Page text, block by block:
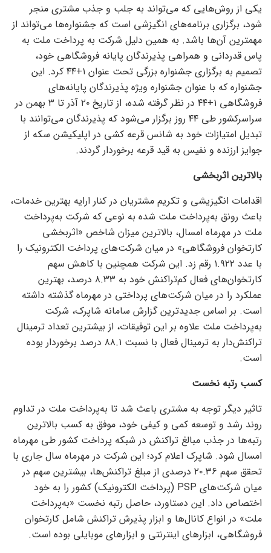
یکی از روش‌هایی که می‌تواند به جلب و جذب مشتری منجر
شود، برگزاری برنامه‌های انگیزشی است که جشنواره‌ها می‌تواند از
مهمترین آن‌ها باشد. به همین دلیل شرکت به پرداخت ملت به
پاس قدردانی و همراهی پذیرندگان پایانه فروشگاهی خود،
تصمیم به برگزاری جشنواره بزرگی تحت عنوان ۱+۴۴ کرد. این
جشنواره که با عنوان جشنواره ویژه پذیرندگان پایانه‌های
فروشگاهی ۱+۴۴ در نظر گرفته شده، از تاریخ ۲۰ آذر تا ۳ بهمن در
سراسرکشور طی ۴۴ روز برگزار می‌شود که پذیرندگان می‌توانند با
تبدیل امتیازات خود به شانس قرعه کشی در اپلیکیشن سکه از
جوایز ارزنده و نفیس به قید قرعه برخوردار گردند.
بالاترین اثربخشی
اقدامات انگیزیشی و تکریم مشتریان در کنار ارایه بهترین خدمات،
باعث رونق به‌پرداخت ملت شده به نوعی که شرکت به‌پرداخت
ملت در مهرماه امسال، بالاترین میزان شاخص «اثربخشی
کارتخوان فروشگاهی» در میان شرکت‌های پرداخت الکترونیک را
با عدد ۱.۹۲۲ رقم زد. این شرکت همچنین با کاهش سهم
کارتخوان‌های فعال کم‌تراکنش خود به ۸.۳۳ درصد، بهترین
عملکرد را در میان شرکت‌های پرداختی در مهرماه گذشته داشته
است. بر اساس جدیدترین گزارش سامانه شاپرک، شرکت
به‌پرداخت ملت علاوه بر این توفیقات، از بیشترین تعداد ترمینال
تراکنش‌دار به ترمینال فعال با نسبت ۸۸.۱ درصد برخوردار بوده
است.
کسب رتبه نخست
تاثیر دیگر توجه به مشتری باعث شد تا به‌پرداخت ملت در تداوم
روند رشد و توسعه کمی و کیفی خود، موفق به کسب بالاترین
رتبه‌ها در جذب مبالغ تراکنش در شبکه پرداخت کشور طی مهرماه
امسال شود. شاپرک اعلام کرد؛ این شرکت در مهرماه سال جاری با
تحقق سهم ۲۰.۳۶ درصدی از مبلغ تراکنش‌ها، بیشترین سهم در
میان شرکت‌های PSP (پرداخت الکترونیک) کشور را به خود
اختصاص داد. این دستاورد، حاصل رتبه نخست «به‌پرداخت
ملت» در انواع کانال‌ها و ابزار پذیرش تراکنش شامل کارتخوان
فروشگاهی، ابزار‌های اینترنتی و ابزار‌های موبایلی بوده است.